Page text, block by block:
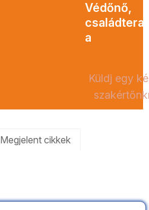
Védőnő,
a
Küldj egy
Megjelent cikkek